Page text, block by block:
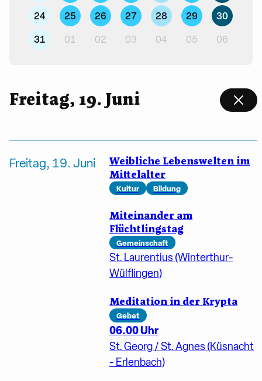
24
25 26 27 28 29
30
31
01 02 03 04 05 06
Freitag, 19. Juni
Freitag, 19. Juni
Weibliche Lebenswelten im
Mittelalter
Kultur Bildung
Miteinander am
Flüchtlingstag
Gemeinschaft
St. Laurentius (Winterthur-
Wülflingen)
Meditation in der Krypta
Gebet
06.00 Uhr
St. Georg / St. Agnes (Küsnacht
- Erlenbach)